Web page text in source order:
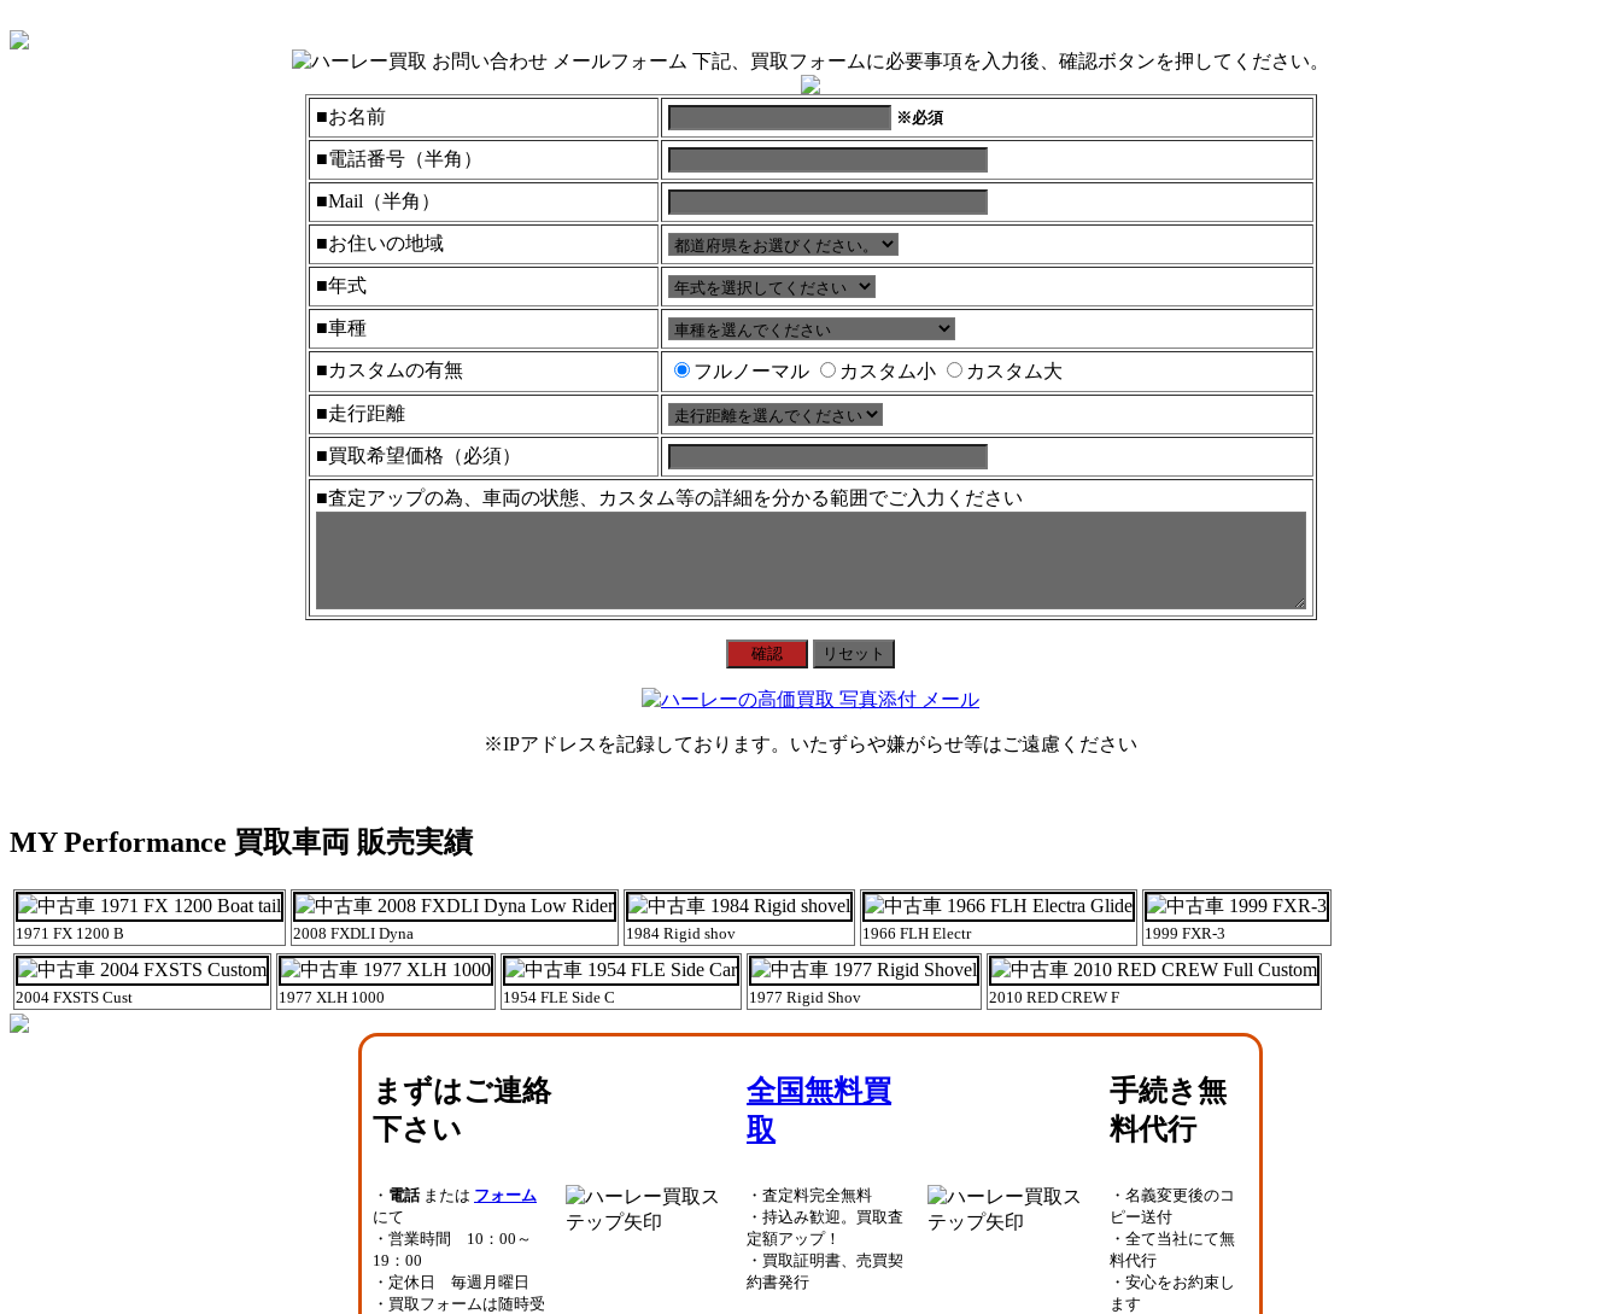
■お名前 ※必須
■電話番号（半角）
■Mail（半角）
■お住いの地域
■年式
■車種
■カスタムの有無 フルノーマル カスタム小 カスタム大
■走行距離
■買取希望価格（必須）
■査定アップの為、車両の状態、カスタム等の詳細を分かる範囲でご入力ください
※IPアドレスを記録しております。いたずらや嫌がらせ等はご遠慮ください
MY Performance 買取車両 販売実績
1971 FX 1200 B 2008 FXDLI Dyna 1984 Rigid shov 1966 FLH Electr 1999 FXR-3
2004 FXSTS Cust 1977 XLH 1000 1954 FLE Side C 1977 Rigid Shov 2010 RED CREW F
まずはご連絡
下さい
全国無料買
取
手続き無
料代行
・ 電話または フォーム
にて
・営業時間 10：00～
19：00
・定休日 毎週月曜日
・買取フォームは随時受
・査定料完全無料
・持込み歓迎。買取査
定額アップ！
・買取証明書、売買契
約書発行
・名義変更後のコ
ピー送付
・全て当社にて無
料代行
・安心をお約束し
ます